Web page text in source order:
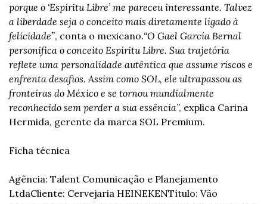
porque o ‘Espíritu Libre’ me pareceu interessante. Talvez
a liberdade seja o conceito mais diretamente ligado à
felicidade”, conta o mexicano.“O Gael García Bernal
personifica o conceito Espíritu Libre. Sua trajetória
reflete uma personalidade autêntica que assume riscos e
enfrenta desafios. Assim como SOL, ele ultrapassou as
fronteiras do México e se tornou mundialmente
reconhecido sem perder a sua essência”, explica Carina
Hermida, gerente da marca SOL Premium.
Ficha técnica
Agência: Talent Comunicação e Planejamento
LtdaCliente: Cervejaria HEINEKENTítulo: Vão